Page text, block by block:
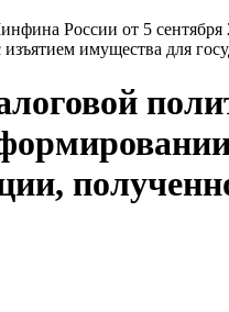
России от 5
имущества для